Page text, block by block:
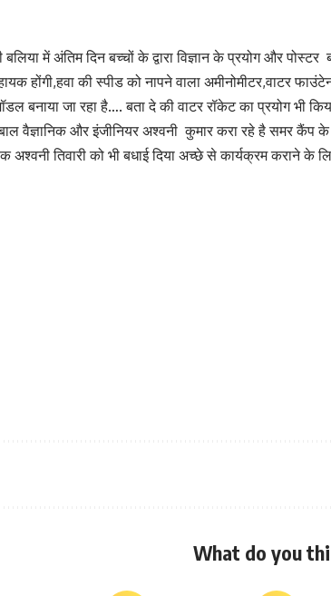
में अंतिम दिन बच्चों के द्वारा विज्ञान के प्रयोग और
होंगी,हवा की स्पीड को नापने वाला अमीनोमीटर,वाटर
बनाया जा रहा है…. बता दे की वाटर रॉकेट का प्रयोग भी
वैज्ञानिक और इंजीनियर अश्वनी कुमार करा रहे है समर
अश्वनी तिवारी को भी बधाई दिया अच्छे से कार्यक्रम कराने के
What do you